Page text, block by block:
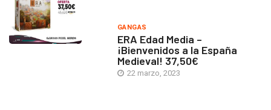
GANGAS
ERA Edad Media –
¡Bienvenidos a la España
Medieval! 37,50€
22 marzo, 2023